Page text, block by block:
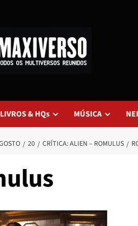
LIVROS & HQs MÚSICA
20 CRÍTICA: ALIEN – ROMULUS